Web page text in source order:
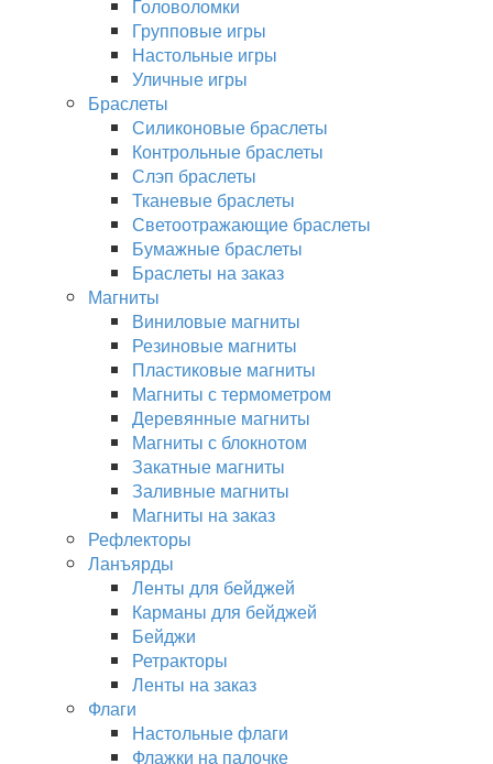
Головоломки
Групповые игры
Настольные игры
Уличные игры
Браслеты
Силиконовые браслеты
Контрольные браслеты
Слэп браслеты
Тканевые браслеты
Светоотражающие браслеты
Бумажные браслеты
Браслеты на заказ
Магниты
Виниловые магниты
Резиновые магниты
Пластиковые магниты
Магниты с термометром
Деревянные магниты
Магниты с блокнотом
Закатные магниты
Заливные магниты
Магниты на заказ
Рефлекторы
Ланъярды
Ленты для бейджей
Карманы для бейджей
Бейджи
Ретракторы
Ленты на заказ
Флаги
Настольные флаги
Флажки на палочке